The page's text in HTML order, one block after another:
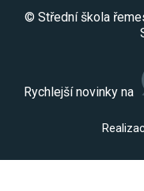
© Střední škola
Rychlejší novinky na